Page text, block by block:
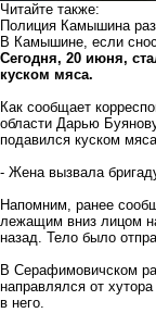
Читайте также:
Полиция Камышина
В Камышине, если
Сегодня, 20 июня,
куском мяса.
Как сообщает
области Дарью
подавился куском
- Жена вызвала
Напомним, ранее
лежащим вниз лицом
назад. Тело было
В Серафимовичском
направлялся от
в него.